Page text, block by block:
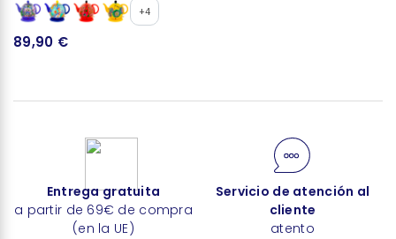
+4
89,90 €
Entrega gratuita
a partir de 69€ de compra
(en la UE)
Servicio de atención al
cliente
atento